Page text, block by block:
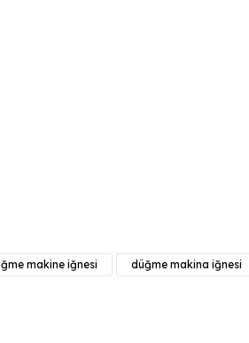
Yorum Yaz
makine iğnesi düğme makina iğnesi